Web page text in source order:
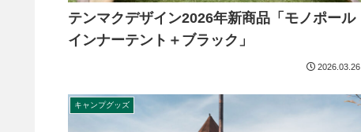
テンマクデザイン2026年新商品「モノポール
インナーテント＋ブラック」
2026.03.26
キャンプグッズ